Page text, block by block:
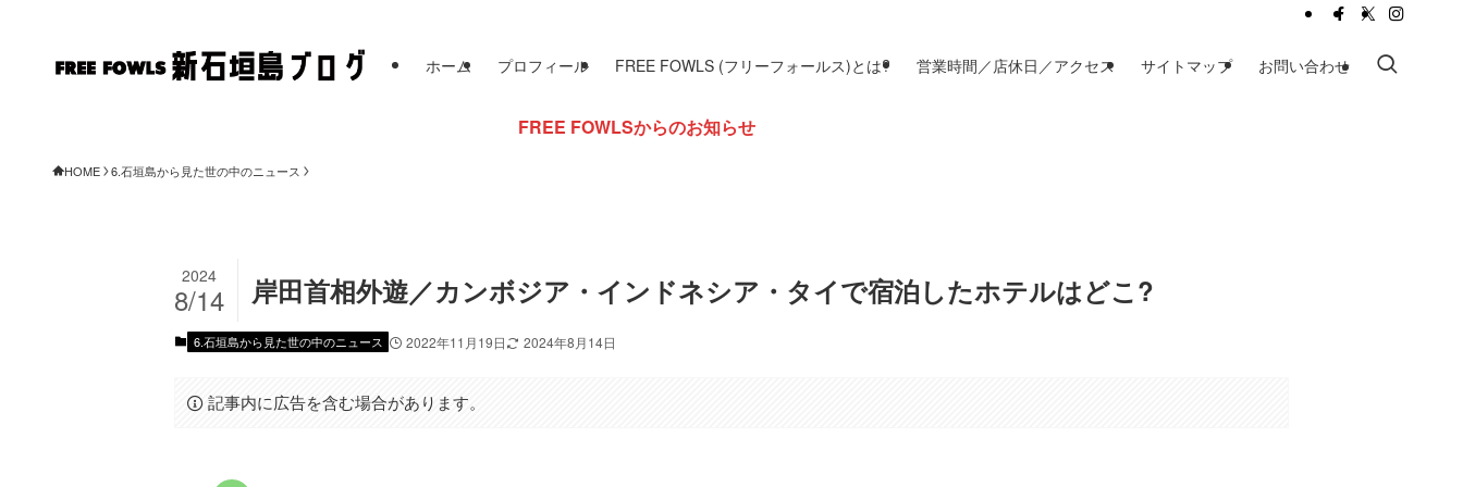
ホーム プロフィール FREE FOWLS (フリーフォールス)とは? 営業時間／店休日／アクセス サイトマップ お問い合わせ
FREE FOWLSからのお知らせ
HOME 6.石垣島から見た世の中のニュース
岸田首相外遊／カンボジア・インドネシア・タイで宿泊したホテルはどこ?
2024
8/14
6.石垣島から見た世の中のニュース 2022年11月19日 2024年8月14日
記事内に広告を含む場合があります。